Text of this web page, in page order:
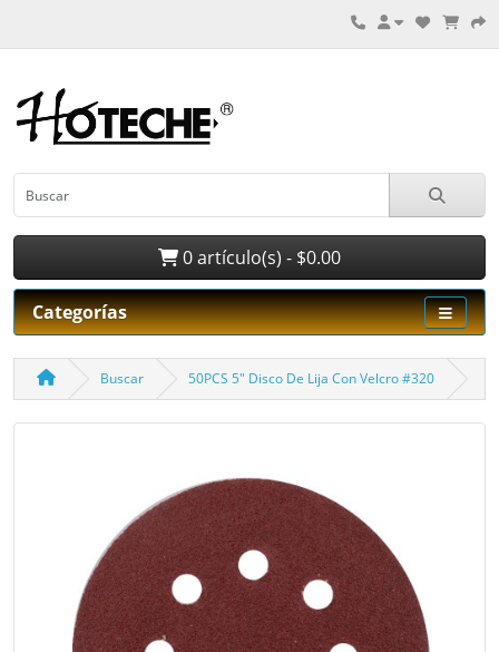
0 artículo(s) - $0.00
Categorías
Buscar 50PCS 5" Disco De Lija Con Velcro #320